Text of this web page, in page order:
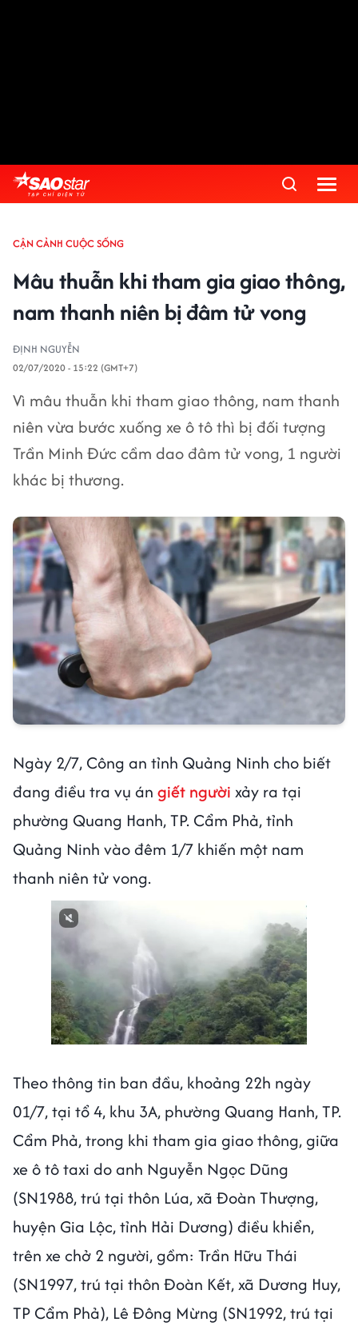
CẬN CẢNH CUỘC SỐNG
Mâu thuẫn khi tham gia giao thông,
nam thanh niên bị đâm tử vong
ĐỊNH NGUYỄN
02/07/2020 - 15:22 (GMT+7)
Vì mâu thuẫn khi tham giao thông, nam thanh
niên vừa bước xuống xe ô tô thì bị đối tượng
Trần Minh Đức cầm dao đâm tử vong, 1 người
khác bị thương.
Ngày 2/7, Công an tỉnh Quảng Ninh cho biết
đang điều tra vụ án giết người xảy ra tại
phường Quang Hanh, TP. Cẩm Phả, tỉnh
Quảng Ninh vào đêm 1/7 khiến một nam
thanh niên tử vong.
Theo thông tin ban đầu, khoảng 22h ngày
01/7, tại tổ 4, khu 3A, phường Quang Hanh, TP.
Cẩm Phả, trong khi tham gia giao thông, giữa
xe ô tô taxi do anh Nguyễn Ngọc Dũng
(SN1988, trú tại thôn Lúa, xã Đoàn Thượng,
huyện Gia Lộc, tỉnh Hải Dương) điều khiển,
trên xe chở 2 người, gồm: Trần Hữu Thái
(SN1997, trú tại thôn Đoàn Kết, xã Dương Huy,
TP Cẩm Phả), Lê Đông Mừng (SN1992, trú tại